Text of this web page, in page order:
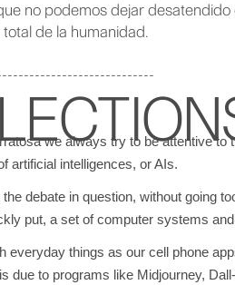
no podemos dejar
de la humanidad.
we always try to be attentive
artificial intelligences, or AIs.
the debate in question, without going
put, a set of computer systems
everyday things as our cell phone
due to programs like Midjourney,